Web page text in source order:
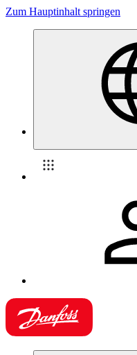
Zum Hauptinhalt springen